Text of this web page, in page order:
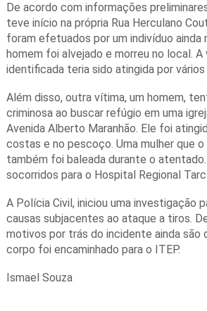
De acordo com informações
teve início na própria Rua Herculano
foram efetuados por um indivíduo ainda
homem foi alvejado e morreu no local. A
identificada teria sido atingida por vários
Além disso, outra vítima, um homem,
criminosa ao buscar refúgio em uma
Avenida Alberto Maranhão. Ele foi
costas e no pescoço. Uma mulher que o
também foi baleada durante o
socorridos para o Hospital Regional
A Polícia Civil, iniciou uma investigação
causas subjacentes ao ataque a tiros.
motivos por trás do incidente ainda são
corpo foi encaminhado para o ITEP.
Ismael Souza